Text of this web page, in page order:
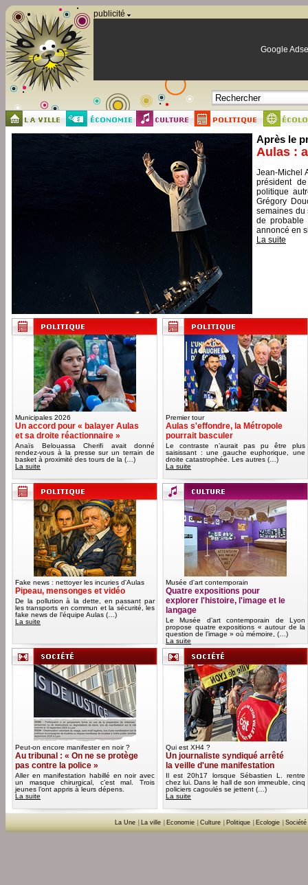
publicité
Google
Après le
Aulas :
Jean-Michel
président
politique
Grégory
semaines du
de probable
annoncé en
La suite
Municipales 2026
Un accord pour « balayer Aulas
et sa droite réactionnaire »
Anaïs Belouassa Cherifi avait donné
rendez-vous à la presse sur un terrain de
basket à proximité des tours de la (…)
La suite
Premier tour
Aulas s'effondre, la Métropole
pourrait basculer
Le contraste n’aurait pas pu être plus
saisissant : une gauche euphorique, une
droite catastrophée. Les autres (…)
La suite
Fake news : nettoyer les incuries d'Aulas
Pipeau, mensonges et vidéo
De la pollution à la dette, en passant par
les transports en commun et la sécurité, les
fake news de l’équipe Aulas (…)
La suite
Musée d'art contemporain
Quatre expositions pour
explorer l'histoire, l'image et le
langage
Le Musée d’art contemporain de Lyon
propose quatre expositions « autour de la
question de l’image » où mémoire, (…)
La suite
Peut-on encore manifester en noir ?
Au tribunal : « On ne se protège
pas contre la police »
Aller en manifestation habillé en noir avec
un masque chirurgical, c’est mal. Trois
jeunes l’ont appris à leurs dépens.
La suite
Qui est XH4 ?
Un journaliste syndiqué arrêté
la veille d'une manifestation
Il est 20h17 lorsque Sébastien L. rentre
chez lui. Dans le hall de son immeuble, cinq
policiers cagoulés se jettent (…)
La suite
La Une La ville Economie Culture Politique Ecologie Société
Panneau de gestion des cookies